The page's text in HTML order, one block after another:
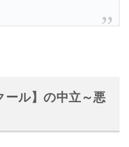
ール】の中立～悪